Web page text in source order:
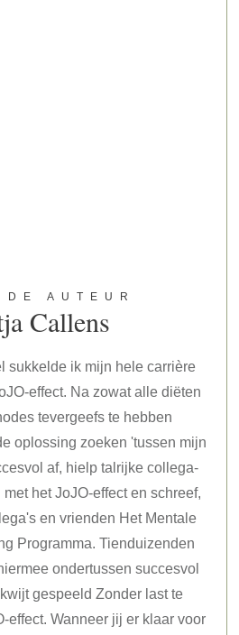
DE AUTEUR
Callens
sukkelde ik mijn hele carrière
effect. Na zowat alle diëten
tevergeefs te hebben
oplossing zoeken 'tussen mijn
af, hielp talrijke collega-
het JoJO-effect en schreef,
en vrienden Het Mentale
Programma. Tienduizenden
ondertussen succesvol
gespeeld Zonder last te
effect. Wanneer jij er klaar voor